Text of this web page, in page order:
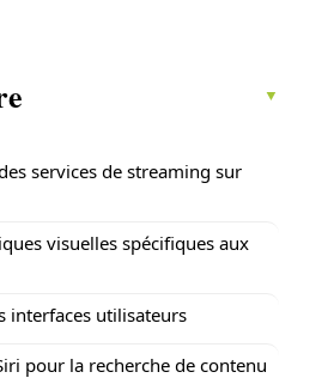
services de streaming sur
visuelles spécifiques aux
interfaces utilisateurs
pour la recherche de contenu